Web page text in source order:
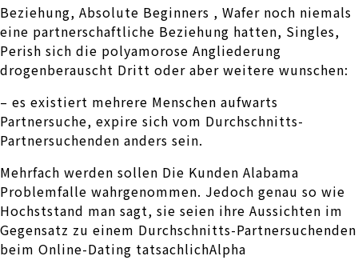
Beziehung, Absolute Beginners , Wafer noch niemals
eine partnerschaftliche Beziehung hatten, Singles,
Perish sich die polyamorose Angliederung
drogenberauscht Dritt oder aber weitere wunschen:
– es existiert mehrere Menschen aufwarts
Partnersuche, expire sich vom Durchschnitts-
Partnersuchenden anders sein.
Mehrfach werden sollen Die Kunden Alabama
Problemfalle wahrgenommen. Jedoch genau so wie
Hochststand man sagt, sie seien ihre Aussichten im
Gegensatz zu einem Durchschnitts-Partnersuchenden
beim Online-Dating tatsachlichAlpha